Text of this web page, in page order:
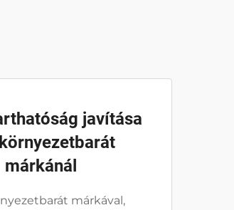
javítása
márkánál
márkával,